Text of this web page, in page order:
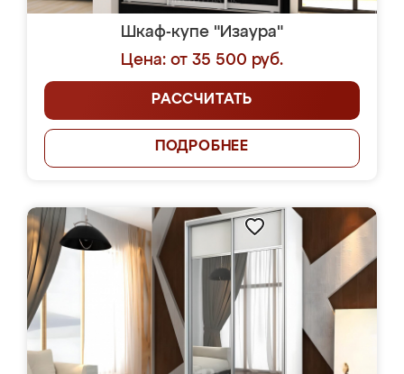
Шкаф-купе "Изаура"
Цена: от 35 500 руб.
РАССЧИТАТЬ
ПОДРОБНЕЕ